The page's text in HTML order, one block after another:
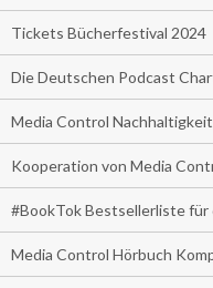
Tickets Bücherfestival 2024
Die Deutschen Podcast
Media Control
Kooperation von Media
#BookTok Bestsellerliste
Media Control Hörbuch